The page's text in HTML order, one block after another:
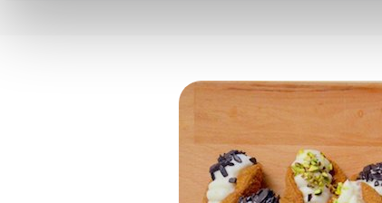
and analytics partners
that they’ve